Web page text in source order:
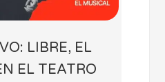
LIBRE, EL
EL TEATRO